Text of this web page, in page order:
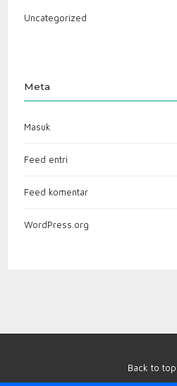
Uncategorized
Meta
Masuk
Feed entri
Feed komentar
WordPress.org
Back to top